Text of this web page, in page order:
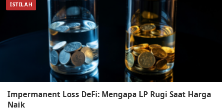
ISTILAH
Impermanent Loss DeFi: Mengapa LP Rugi Saat Harga
Naik